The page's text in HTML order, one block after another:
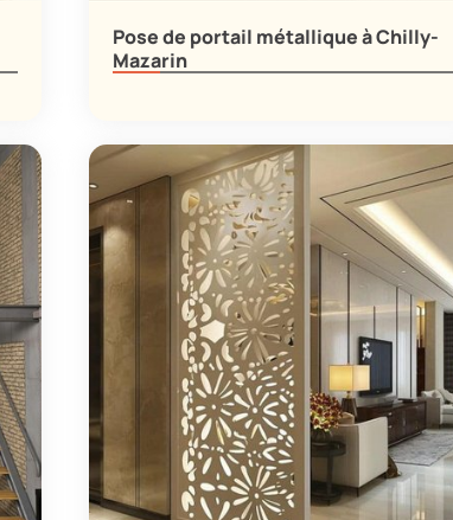
Pose de portail métallique à Chilly-
Mazarin